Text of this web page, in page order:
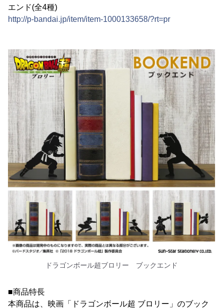
エンド(全4種)
http://p-bandai.jp/item/item-1000133658/?rt=pr
ドラゴンボール超ブロリー ブックエンド
■商品特長
本商品は、映画「ドラゴンボール超 ブロリー」のブック